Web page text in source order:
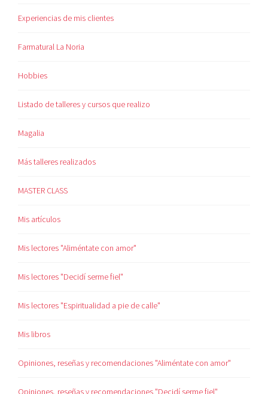
Experiencias de mis clientes
Farmatural La Noria
Hobbies
Listado de talleres y cursos que realizo
Magalia
Más talleres realizados
MASTER CLASS
Mis artículos
Mis lectores "Aliméntate con amor"
Mis lectores "Decidí serme fiel"
Mis lectores "Espiritualidad a pie de calle"
Mis libros
Opiniones, reseñas y recomendaciones "Aliméntate con amor"
Opiniones, reseñas y recomendaciones "Decidí serme fiel"